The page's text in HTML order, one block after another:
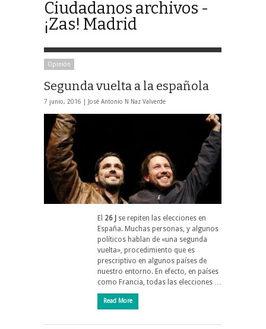
Ciudadanos archivos -
¡Zas! Madrid
Opinión
Segunda vuelta a la española
7 junio, 2016 | José Antonio N Naz Valverde
El 26 J
se repiten las elecciones en
España. Muchas personas, y algunos
políticos hablan de «una segunda
vuelta», procedimiento que es
prescriptivo en algunos países de
nuestro entorno. En efecto, en países
como Francia, todas las elecciones …
Read More